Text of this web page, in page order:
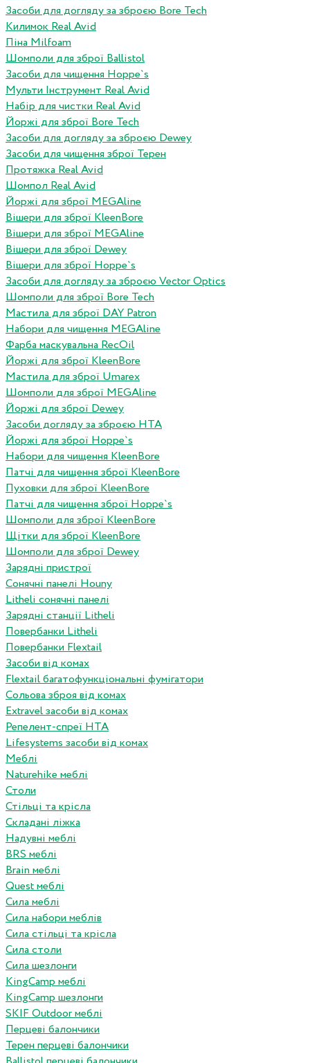
Засоби для догляду за зброєю Bore Tech
Килимок Real Avid
Піна Milfoam
Шомполи для зброї Ballistol
Засоби для чищення Hoppe`s
Мульти Інструмент Real Avid
Набір для чистки Real Avid
Йоржі для зброї Bore Tech
Засоби для догляду за зброєю Dewey
Засоби для чищення зброї Терен
Протяжка Real Avid
Шомпол Real Avid
Йоржі для зброї MEGAline
Вішери для зброї KleenBore
Вішери для зброї MEGAline
Вішери для зброї Dewey
Вішери для зброї Hoppe`s
Засоби для догляду за зброєю Vector Optics
Шомполи для зброї Bore Tech
Мастила для зброї DAY Patron
Набори для чищення MEGAline
Фарба маскувальна RecOil
Йоржі для зброї KleenBore
Мастила для зброї Umarex
Шомполи для зброї MEGAline
Йоржі для зброї Dewey
Засоби догляду за зброєю HTA
Йоржі для зброї Hoppe`s
Набори для чищення KleenBore
Патчі для чищення зброї KleenBore
Пуховки для зброї KleenBore
Патчі для чищення зброї Hoppe`s
Шомполи для зброї KleenBore
Щітки для зброї KleenBore
Шомполи для зброї Dewey
Зарядні пристрої
Сонячні панелі Houny
Litheli сонячні панелі
Зарядні станції Litheli
Повербанки Litheli
Повербанки Flextail
Засоби від комах
Flextail багатофункціональні фумігатори
Сольова зброя від комах
Extravel засоби від комах
Репелент-спреї HTA
Lifesystems засоби від комах
Меблі
Naturehike меблі
Столи
Стільці та крісла
Складані ліжка
Надувні меблі
BRS меблі
Brain меблі
Quest меблі
Сила меблі
Сила набори меблів
Сила стільці та крісла
Сила столи
Сила шезлонги
KingCamp меблі
KingCamp шезлонги
SKIF Outdoor меблі
Перцеві балончики
Терен перцеві балончики